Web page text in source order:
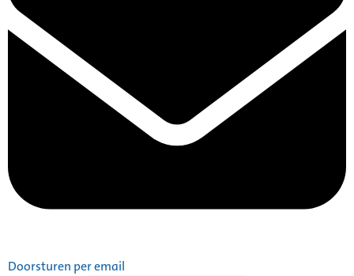
Doorsturen per email